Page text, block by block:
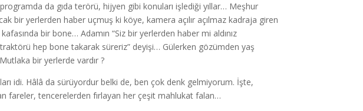
programda da gıda terörü, hijyen gibi konuları işlediği yıllar… Meşhur
bir yerlerden haber uçmuş ki köye, kamera açılır açılmaz kadraja giren
bir bone… Adamın “Siz bir yerlerden haber mi aldınız
hep bone takarak süreriz” deyişi… Gülerken gözümden yaş
bir yerlerde vardır ?
idi. Hâlâ da sürüyordur belki de, ben çok denk gelmiyorum. İşte,
fareler, tencerelerden fırlayan her çeşit mahlukat falan…